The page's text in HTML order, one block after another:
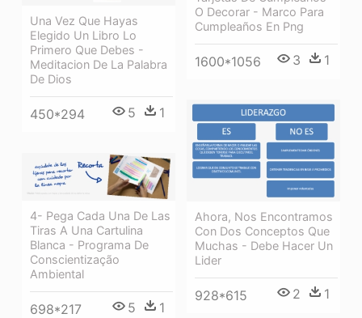
O Decorar - Marco Para
Cumpleaños En Png
1600*1056 3 1
Una Vez Que Hayas
Elegido Un Libro Lo
Primero Que Debes -
Meditacion De La Palabra
De Dios
450*294 5 1
Ahora, Nos Encontramos
Con Dos Conceptos Que
Muchas - Debe Hacer Un
Lider
928*615 2 1
4- Pega Cada Una De Las
Tiras A Una Cartulina
Blanca - Programa De
Conscientização
Ambiental
698*217 5 1